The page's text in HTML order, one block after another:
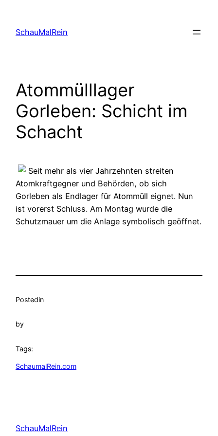
content
SchauMalRein
Atommülllager
Gorleben: Schicht im
Schacht
Seit mehr als vier Jahrzehnten streiten
Atomkraftgegner und Behörden, ob sich
Gorleben als Endlager für Atommüll eignet. Nun
ist vorerst Schluss. Am Montag wurde die
Schutzmauer um die Anlage symbolisch geöffnet.
Postedin
by
Tags:
SchaumalRein.com
SchauMalRein